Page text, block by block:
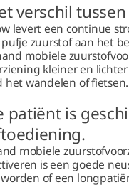
verschil
levert een continue
zuurstof aan het
mobiele
kleiner en
het wandelen of fietsen.
patiënt is
mobiele
is een goede
of een